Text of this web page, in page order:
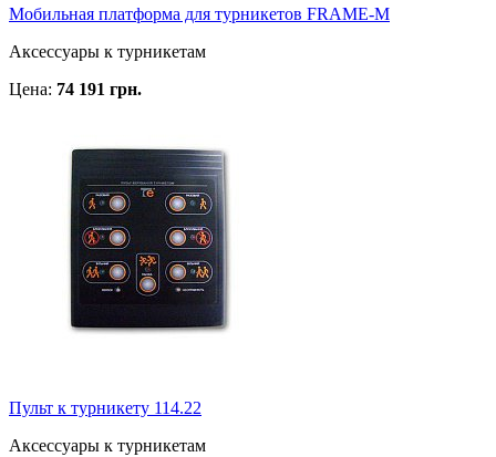
Мобильная платформа для турникетов FRAME-M
Аксессуары к турникетам
Цена: 74 191 грн.
Пульт к турникету 114.22
Аксессуары к турникетам